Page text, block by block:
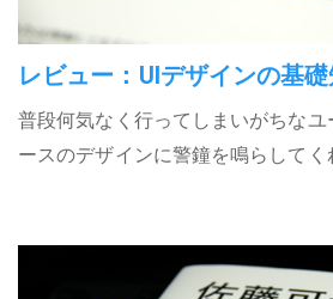
レビュー：UIデザインの基
普段何気なく行ってしまいがちなユ
ースのデザインに警鐘を鳴らしてく